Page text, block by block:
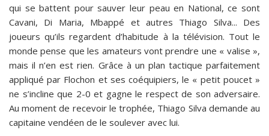
qui se battent pour sauver leur peau en National, ce sont
Cavani, Di Maria, Mbappé et autres Thiago Silva... Des
joueurs qu’ils regardent d’habitude à la télévision. Tout le
monde pense que les amateurs vont prendre une « valise »,
mais il n’en est rien. Grâce à un plan tactique parfaitement
appliqué par Flochon et ses coéquipiers, le « petit poucet »
ne s’incline que 2-0 et gagne le respect de son adversaire.
Au moment de recevoir le trophée, Thiago Silva demande au
capitaine vendéen de le soulever avec lui.